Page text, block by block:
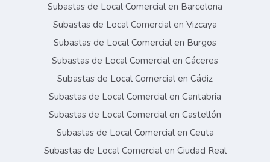
Subastas de Local Comercial en Barcelona
Subastas de Local Comercial en Vizcaya
Subastas de Local Comercial en Burgos
Subastas de Local Comercial en Cáceres
Subastas de Local Comercial en Cádiz
Subastas de Local Comercial en Cantabria
Subastas de Local Comercial en Castellón
Subastas de Local Comercial en Ceuta
Subastas de Local Comercial en Ciudad Real